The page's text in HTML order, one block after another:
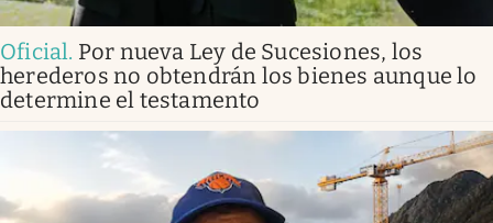
Oficial. Por nueva Ley de Sucesiones, los
herederos no obtendrán los bienes aunque lo
determine el testamento